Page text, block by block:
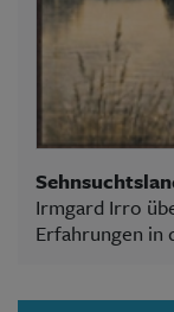
Irmgard Irro
Erfahrungen in